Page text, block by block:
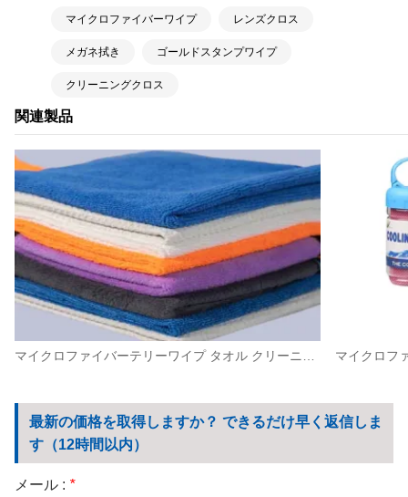
関連製品
マイクロファイバーワイプ レンズクロス
メガネ拭き ゴールドスタンプワイプ
クリーニングクロス
最新の価格を取得しますか？ できるだけ早く返信しま
す（12時間以内）
メール : *